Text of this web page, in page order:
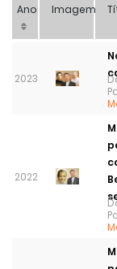
Ano Imagem
2023
2022